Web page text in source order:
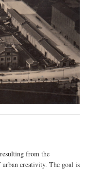
from the
urban creativity. The goal is